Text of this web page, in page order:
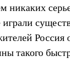
никаких
Россия
такого